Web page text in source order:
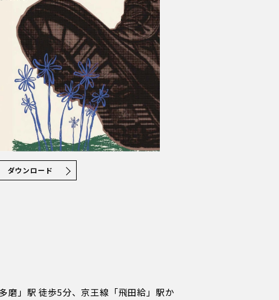
ダウンロード
磨」駅 徒歩5分、京王線「飛田給」駅か